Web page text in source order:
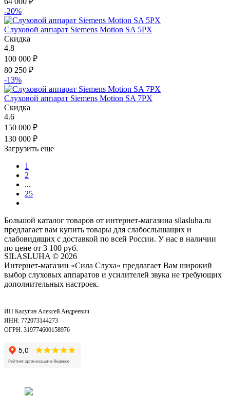
-20%
Слуховой аппарат Siemens Motion SA 5PX
Скидка
4.8
100 000 ₽
80 250 ₽
-13%
Слуховой аппарат Siemens Motion SA 7PX
Скидка
4.6
150 000 ₽
130 000 ₽
Загрузить еще
1
2
...
25
Большой каталог товаров от интернет-магазина silasluha.ru
предлагает вам купить товары для слабослышащих и
слабовидящих с доставкой по всей России. У нас в наличии
по цене от 3 100 руб.
SILASLUHA © 2026
Интернет-магазин «Сила Слуха» предлагает Вам широкий
выбор слуховых аппаратов и усилителей звука не требующих
дополнительных настроек.
ИП Калугин Алексей Андреевич
ИНН: 772073144273
ОГРН: 319774600158976